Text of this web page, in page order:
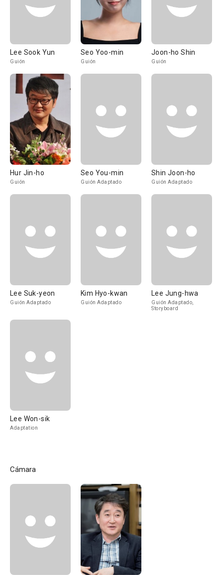
Lee Sook Yun
Guión
Seo Yoo-min
Guión
Joon-ho Shin
Guión
Hur Jin-ho
Guión
Seo You-min
Guión Adaptado
Shin Joon-ho
Guión Adaptado
Lee Suk-yeon
Guión Adaptado
Kim Hyo-kwan
Guión Adaptado
Lee Jung-hwa
Guión Adaptado,
Storyboard
Lee Won-sik
Adaptation
Cámara